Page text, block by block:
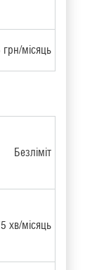
грн/місяць
Безліміт
хв/місяць